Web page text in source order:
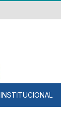
INSTITUCIONAL